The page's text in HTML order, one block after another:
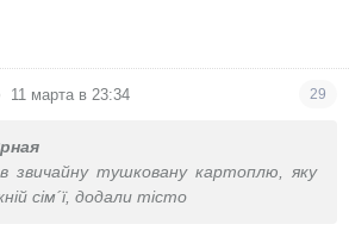
11 марта в 23:34 29
звичайну тушковану картоплю, яку
сім´ї, додали тісто